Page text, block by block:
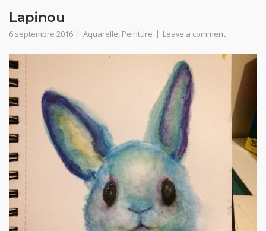
Lapinou
6 septembre 2016 Aquarelle, Peinture Leave a comment